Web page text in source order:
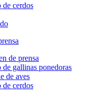
de cerdos
de prensa
de gallinas ponedoras
de aves
de cerdos